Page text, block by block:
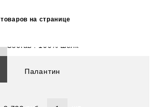
товаров на странице
Артикул : 4800941-4
Состав : 100% шелк
Палантин